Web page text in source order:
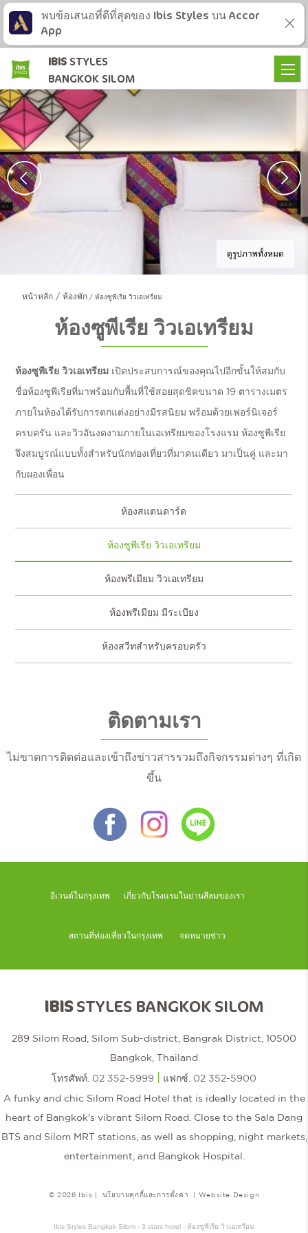
ดูรูปภาพทั้งหมด
หน้าหลัก ห้องพัก ห้องซูพีเรีย วิวเอเทรียม
ห้องซูพีเรีย วิวเอเทรียม
ห้องซูพีเรีย วิวเอเทรียม เปิดประสบการณ์ของคุณไปอีกขั้นให้สมกับ
ชื่อห้องซูพีเรียที่มาพร้อมกับพื้นที่ใช้สอยสุดชิคขนาด 19 ตารางเมตร
ภายในห้องได้รับการตกแต่งอย่างมีรสนิยม พร้อมด้วยเฟอร์นิเจอร์
ครบครัน และวิวอันงดงามภายในเอเทรียมของโรงแรม ห้องซูพีเรีย
จึงสมบูรณ์แบบทั้งสำหรับนักท่องเที่ยวที่มาคนเดียว มาเป็นคู่ และมา
กับผองเพื่อน
ห้องสแตนดาร์ด
ห้องซูพีเรีย วิวเอเทรียม
ห้องพรีเมียม วิวเอเทรียม
ห้องพรีเมียม มีระเบียง
ห้องสวีทสำหรับครอบครัว
ติดตามเรา
ไม่ขาดการติดต่อและเข้าถึงข่าวสารรวมถึงกิจกรรมต่างๆ ที่เกิด
ขึ้น
อีเวนต์ในกรุงเทพ เกี่ยวกับโรงแรมในย่านสีลมของเรา
สถานที่ท่องเที่ยวในกรุงเทพ จดหมายข่าว
IBISSTYLES BANGKOK SILOM
289 Silom Road, Silom Sub-district, Bangrak District, 10500
Bangkok, Thailand
โทรศัพท์. 02 352-5999 | แฟกซ์. 02 352-5900
A funky and chic Silom Road Hotel that is ideally located in the
heart of Bangkok's vibrant Silom Road. Close to the Sala Dang
BTS and Silom MRT stations, as well as shopping, night markets,
entertainment, and Bangkok Hospital.
© 2026 Ibis | นโยบายคุกกี้และการตั้งค่า | Website Design
Ibis Styles Bangkok Silom - 3 stars hotel - ห้องซูพีเรีย วิวเอเทรียม
IBIS STYLES
BANGKOK SILOM
พบข้อเสนอที่ดีที่สุดของ Ibis Styles บน Accor
App